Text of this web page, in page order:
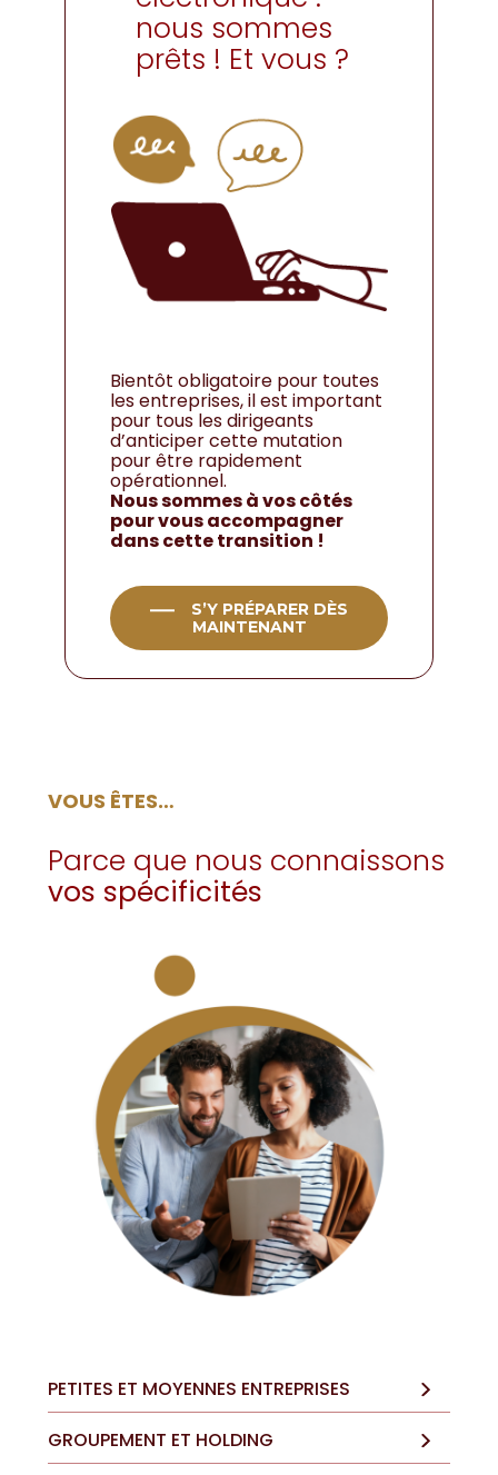
nous sommes
prêts ! Et vous ?
Bientôt obligatoire pour toutes
les entreprises, il est important
pour tous les dirigeants
d’anticiper cette mutation
pour être rapidement
opérationnel.
Nous sommes à vos côtés
pour vous accompagner
dans cette transition !
S’Y PRÉPARER DÈS
MAINTENANT
VOUS ÊTES…
Parce que nous connaissons
vos spécificités
PETITES ET MOYENNES ENTREPRISES
GROUPEMENT ET HOLDING